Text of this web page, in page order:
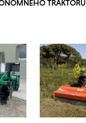
TRAKTORU